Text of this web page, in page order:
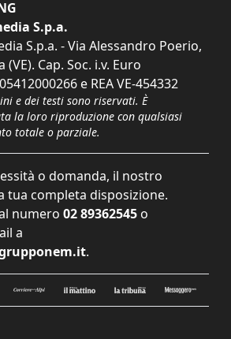
S.p.a.
S.p.a. - Via Alessandro Poerio,
(VE). Cap. Soc. i.v. Euro
e REA VE-454332
e dei testi sono riservati. È
la loro riproduzione con qualsiasi
totale o parziale.
o domanda, il nostro
tua completa disposizione.
numero 02 89362545 o
a
.